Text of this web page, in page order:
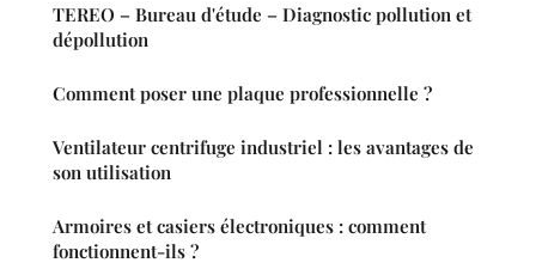
TEREO – Bureau d'étude – Diagnostic pollution et
dépollution
Comment poser une plaque professionnelle ?
Ventilateur centrifuge industriel : les avantages de
son utilisation
Armoires et casiers électroniques : comment
fonctionnent-ils ?